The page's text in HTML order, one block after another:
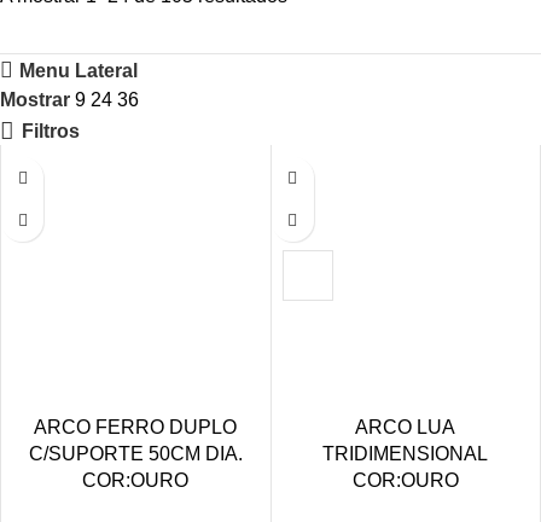
Menu Lateral
Mostrar 9 24 36
Filtros
ARCO FERRO DUPLO
C/SUPORTE 50CM DIA.
COR:OURO
ARCO LUA
TRIDIMENSIONAL
COR:OURO